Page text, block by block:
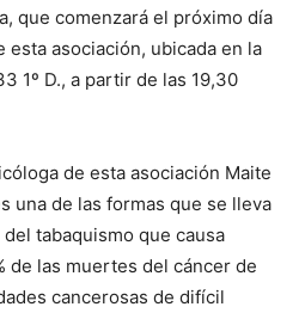
que comenzará el próximo día
esta asociación, ubicada en la
1º D., a partir de las 19,30
de esta asociación Maite
una de las formas que se lleva
tabaquismo que causa
de las muertes del cáncer de
cancerosas de difícil